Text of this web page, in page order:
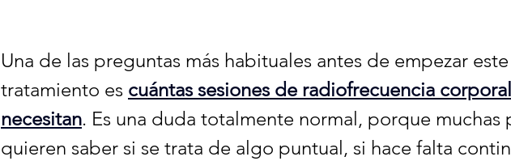
Una de las preguntas más habituales antes de empezar este
tratamiento es cuántas sesiones de radiofrecuencia
necesitan. Es una duda totalmente normal, porque muchas
quieren saber si se trata de algo puntual, si hace falta